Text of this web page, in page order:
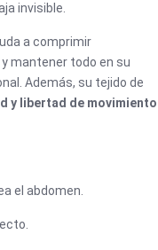
invisible.
a comprimir
mantener todo en su
Además, su tejido de
y libertad de movimiento
el abdomen.